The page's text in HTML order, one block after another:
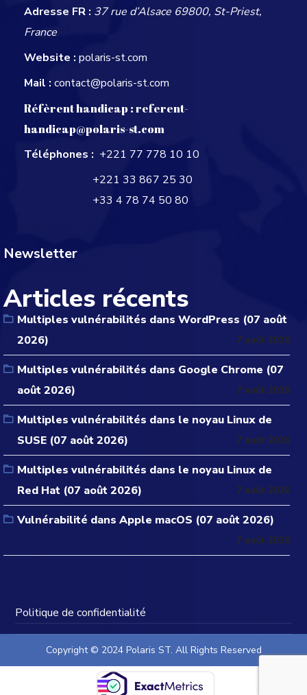
Adresse FR : 37 rue d’Alsace 69800, St-Priest,
France
Website : polaris-st.com
Mail : contact@polaris-st.com
Réfèrent handicap :referent-
handicap@polaris-st.com
Téléphones : +221 77 778 10 10
+221 33 867 25 30
+33 4 78 74 50 80
Newsletter
Articles récents
Multiples vulnérabilités dans WordPress (07 août
2026)
7 août 2026
Multiples vulnérabilités dans Google Chrome (07
août 2026)
7 août 2026
Multiples vulnérabilités dans le noyau Linux de
SUSE (07 août 2026)
7 août 2026
Multiples vulnérabilités dans le noyau Linux de
Red Hat (07 août 2026)
7 août 2026
Vulnérabilité dans Apple macOS (07 août 2026)
7 août 2026
Politique de confidentialité
Copyright © 2024 Polaris ST. All Rights Reserved